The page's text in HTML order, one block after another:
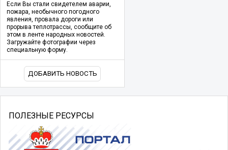
Если Вы стали свидетелем аварии,
пожара, необычного погодного
явления, провала дороги или
прорыва теплотрассы, сообщите об
этом в ленте народных новостей.
Загружайте фотографии через
специальную форму.
ДОБАВИТЬ НОВОСТЬ
ПОЛЕЗНЫЕ РЕСУРСЫ